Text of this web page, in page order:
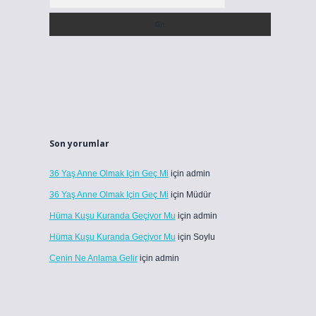
Son yorumlar
36 Yaş Anne Olmak Için Geç Mi için admin
36 Yaş Anne Olmak Için Geç Mi için Müdür
Hüma Kuşu Kuranda Geçiyor Mu için admin
Hüma Kuşu Kuranda Geçiyor Mu için Soylu
Cenin Ne Anlama Geliriçin admin